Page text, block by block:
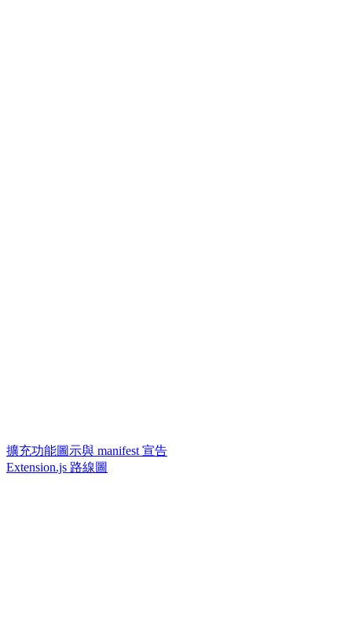
擴充功能圖示與 manifest 宣告
Extension.js 路線圖